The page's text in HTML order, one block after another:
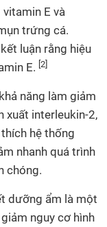
E và
trứng cá.
luận rằng hiệu
E. [2]
năng làm giảm
xuất interleukin-2,
hệ thống
nhanh quá trình
chóng.
dưỡng ẩm là một
nguy cơ hình